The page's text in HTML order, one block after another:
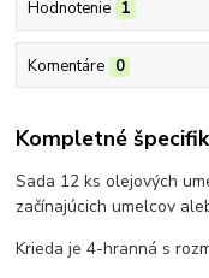
Hodnotenie 1
Komentáre 0
Kompletné
Sada 12 ks olejových
začínajúcich umelcov
Krieda je 4-hranná s